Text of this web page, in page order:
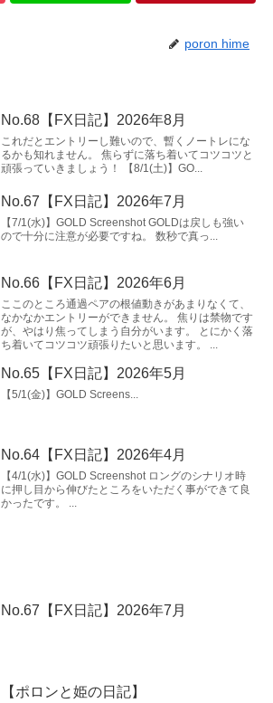
poron hime
No.68【FX日記】2026年8月
これだとエントリーし難いので、暫くノートレにな
るかも知れません。 焦らずに落ち着いてコツコツと
頑張っていきましょう！ 【8/1(土)】GO...
No.67【FX日記】2026年7月
【7/1(水)】GOLD Screenshot GOLDは戻しも強い
ので十分に注意が必要ですね。 数秒で真っ...
No.66【FX日記】2026年6月
ここのところ通過ペアの根値動きがあまりなくて、
なかなかエントリーができません。 焦りは禁物です
が、やはり焦ってしまう自分がいます。 とにかく落
ち着いてコツコツ頑張りたいと思います。 ...
No.65【FX日記】2026年5月
【5/1(金)】GOLD Screens...
No.64【FX日記】2026年4月
【4/1(水)】GOLD Screenshot ロングのシナリオ時
に押し目から伸びたところをいただく事ができて良
かったです。 ...
No.67【FX日記】2026年7月
【ポロンと姫の日記】